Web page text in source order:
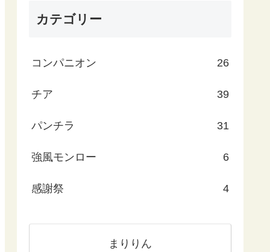
カテゴリー
コンパニオン 26
チア 39
パンチラ 31
強風モンロー 6
感謝祭 4
まりりん